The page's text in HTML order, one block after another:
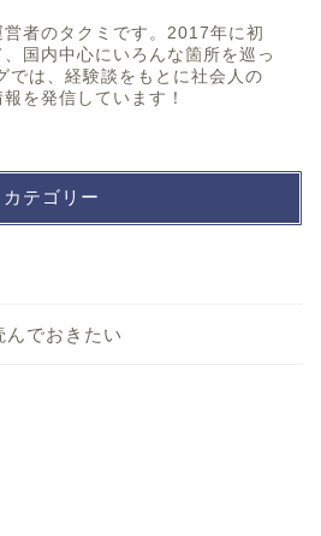
者のタクミです。2017年に初
国内中心にいろんな箇所を巡っ
では、経験談をもとに社会人の
を発信しています！
カテゴリー
んでおきたい